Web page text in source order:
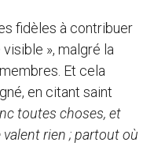
fidèles à contribuer
», malgré la
Et cela
en citant saint
toutes choses, et
rien ; partout où